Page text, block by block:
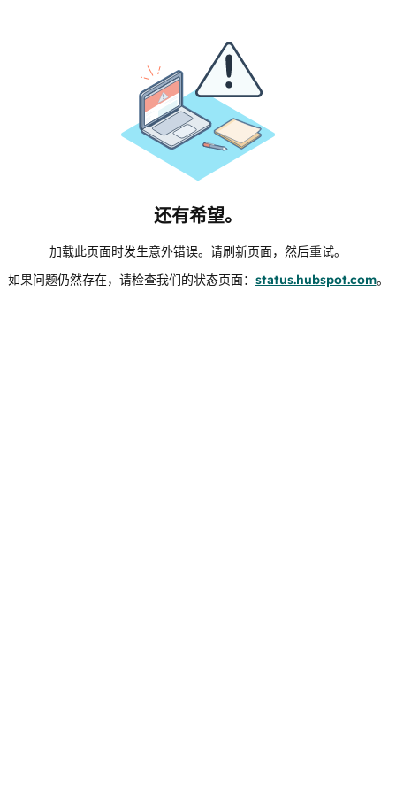
还有希望。
加载此页面时发生意外错误。请刷新页面，然后重试。
如果问题仍然存在，请检查我们的状态页面： status.hubspot.com。